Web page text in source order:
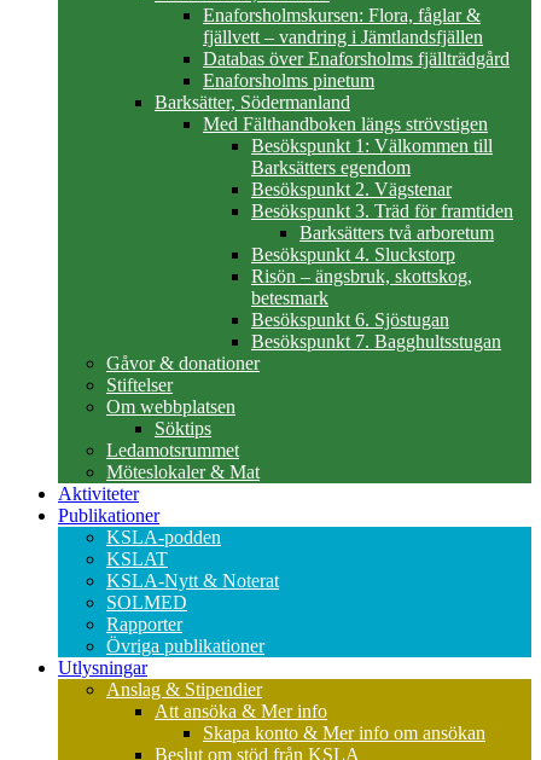
Enaforsholmskursen: Flora, fåglar &
fjällvett – vandring i Jämtlandsfjällen
Databas över Enaforsholms fjällträdgård
Enaforsholms pinetum
Barksätter, Södermanland
Med Fälthandboken längs strövstigen
Besökspunkt 1: Välkommen till
Barksätters egendom
Besökspunkt 2. Vägstenar
Besökspunkt 3. Träd för framtiden
Barksätters två arboretum
Besökspunkt 4. Sluckstorp
Risön – ängsbruk, skottskog,
betesmark
Besökspunkt 6. Sjöstugan
Besökspunkt 7. Bagghultsstugan
Gåvor & donationer
Stiftelser
Om webbplatsen
Söktips
Ledamotsrummet
Möteslokaler & Mat
Aktiviteter
Publikationer
KSLA-podden
KSLAT
KSLA-Nytt & Noterat
SOLMED
Rapporter
Övriga publikationer
Utlysningar
Anslag & Stipendier
Att ansöka & Mer info
Skapa konto & Mer info om ansökan
Beslut om stöd från KSLA